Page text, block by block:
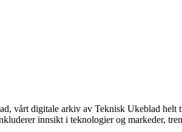
vårt digitale arkiv av Teknisk Ukeblad
innsikt i teknologier og markeder,